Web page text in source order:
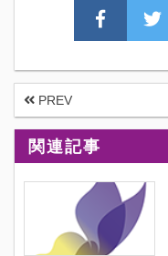
PREV
関連記事